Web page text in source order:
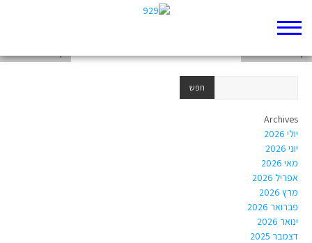
Archives
יולי 2026
יוני 2026
מאי 2026
אפריל 2026
מרץ 2026
פברואר 2026
ינואר 2026
דצמבר 2025